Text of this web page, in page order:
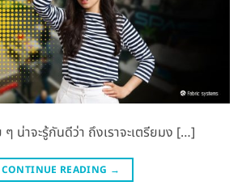
น่าจะรู้กันดีว่า ถึงเราจะเตรียมง […]
CONTINUE READING →